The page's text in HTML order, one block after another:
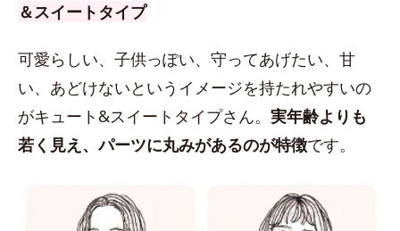
＆スイートタイプ
可愛らしい、子供っぽい、守ってあげたい、甘
い、あどけないというイメージを持たれやすいの
がキュート&スイートタイプさん。 実年齢よりも
若く見え、パーツに丸みがあるのが特徴です。